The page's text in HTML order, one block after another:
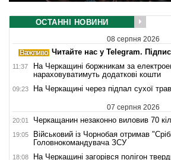
ОСТАННІ НОВИНИ
08 серпня 2026
Читайте нас у Telegram.
11:37
На Черкащині боржникам за
нараховуватимуть додаткові кошти
09:23 На Черкащині через підпал сухої
07 серпня 2026
20:01 Черкащанин незаконно виловив 70
19:05
Військовий із Чорнобая отримав
Головнокомандувача ЗСУ
18:08 На Черкащині загорівся полігон